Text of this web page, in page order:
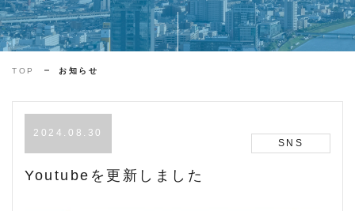
TOP お知らせ
2024.08.30
SNS
Youtubeを更新しました